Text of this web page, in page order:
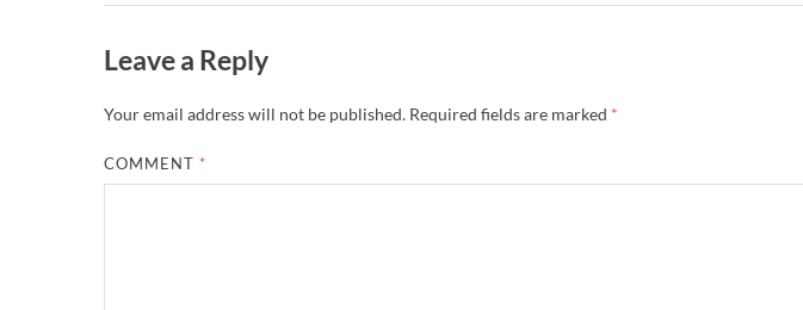
Leave a Reply
Your email address will not be published. Required fields are marked *
COMMENT *